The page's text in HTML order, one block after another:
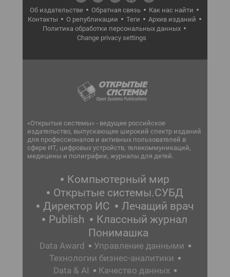
Об издательстве Обратная связь
Как нас найти
Контакты
О републикации Теги
Архив изданий
Политика обработки персональных данных
Change privacy settings
«Открытые системы» - ведущее российское
издательство, выпускающее широкий спектр изданий
для профессионалов и активных пользователей в
сфере ИТ, цифровых устройств, телекоммуникаций,
медицины и полиграфии, журналы для детей.
Компьютерный мир
Открытые системы.СУБД
Директор ИС
Лечащий врач
Publish
Классный журнал
Понимашка
Data Award
Управление данными
Технологии бизнес-аналитики
Data & AI
Качество данных